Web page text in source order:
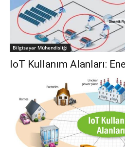
Bilgisayar Mühendisliği
IoT Kullanım Alanları: